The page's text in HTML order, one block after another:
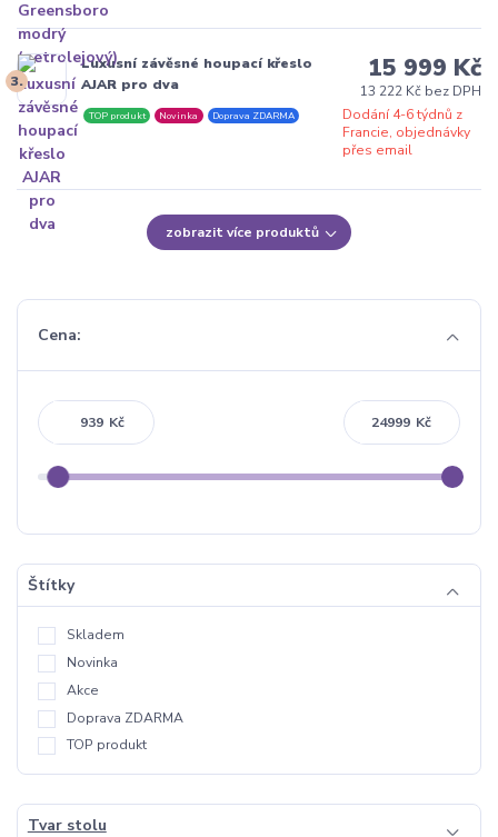
3.
Luxusní závěsné houpací křeslo
AJAR pro dva
Dodání 4-6 týdnů z
Francie, objednávky
přes email
TOP produkt Novinka Doprava ZDARMA
15 999 Kč
13 222 Kč bez DPH
zobrazit více produktů
Cena:
Kč Kč
Štítky
Skladem
Novinka
Akce
Doprava ZDARMA
TOP produkt
Tvar stolu